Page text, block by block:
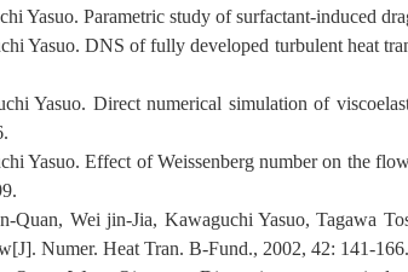
Yasuo. Parametric study of surfactant-induced
Yasuo. DNS of fully developed turbulent heat
Yasuo. Direct numerical simulation of
Yasuo. Effect of Weissenberg number on the
Quan, Wei jin-Jia, Kawaguchi Yasuo, Tagawa
Numer. Heat Tran. B-Fund., 2002, 42: 141-166.